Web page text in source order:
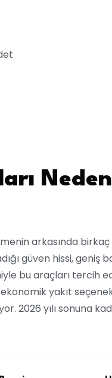
arkasında
güven hissi, geniş
bu araçları tercih
yakıt
2026 yılı sonuna